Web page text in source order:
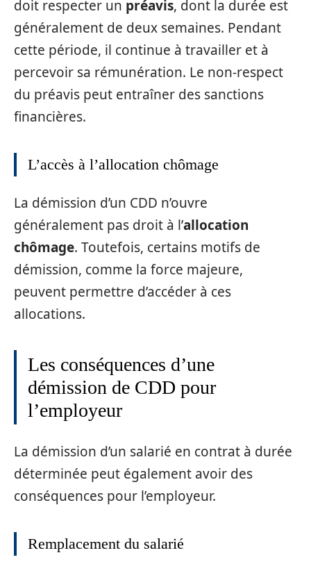
doit respecter un préavis, dont la durée est
généralement de deux semaines. Pendant
cette période, il continue à travailler et à
percevoir sa rémunération. Le non-respect
du préavis peut entraîner des sanctions
financières.
L’accès à l’allocation chômage
La démission d’un CDD n’ouvre
généralement pas droit à l’allocation
chômage. Toutefois, certains motifs de
démission, comme la force majeure,
peuvent permettre d’accéder à ces
allocations.
Les conséquences d’une
démission de CDD pour
l’employeur
La démission d’un salarié en contrat à durée
déterminée peut également avoir des
conséquences pour l’employeur.
Remplacement du salarié